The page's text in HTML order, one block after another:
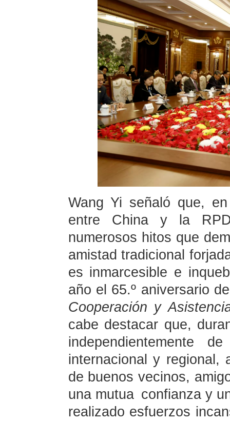
Wang Yi señaló que,
entre China y la
numerosos hitos que
amistad tradicional
es inmarcesible e
año el 65.º aniversario
Cooperación y
cabe destacar que,
independientemente
internacional y
de buenos vecinos,
una mutua confianza y
realizado esfuerzos